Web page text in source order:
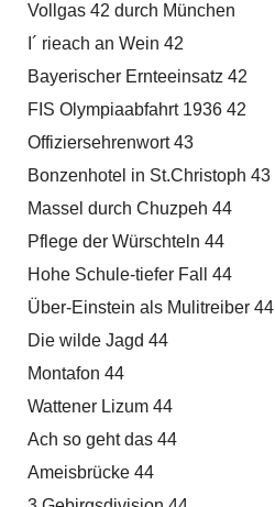
Vollgas 42 durch München
I´ rieach an Wein 42
Bayerischer Ernteeinsatz 42
FIS Olympiaabfahrt 1936 42
Offiziersehrenwort 43
Bonzenhotel in St.Christoph 43
Massel durch Chuzpeh 44
Pflege der Würschteln 44
Hohe Schule-tiefer Fall 44
Über-Einstein als Mulitreiber 44
Die wilde Jagd 44
Montafon 44
Wattener Lizum 44
Ach so geht das 44
Ameisbrücke 44